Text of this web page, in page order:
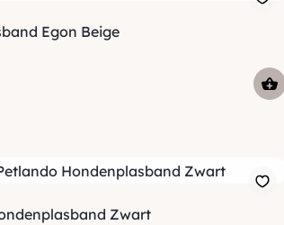
Egon Beige
Zwart